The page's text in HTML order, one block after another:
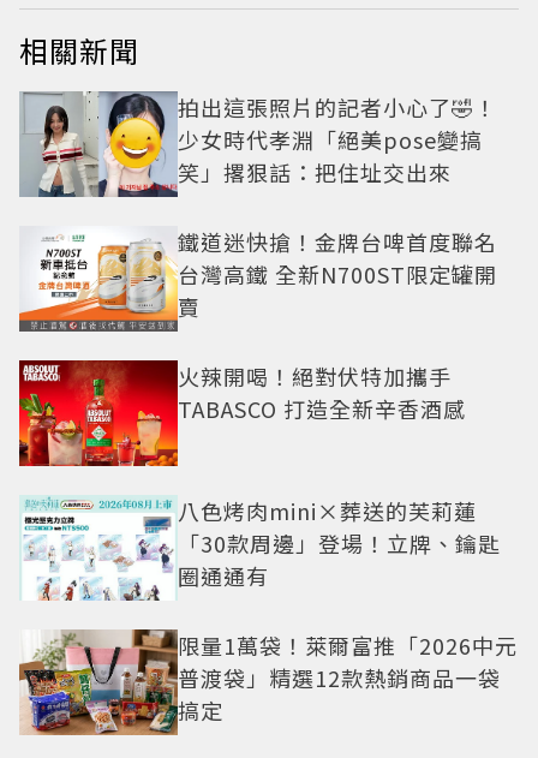
相關新聞
拍出這張照片的記者小心了🤣！
少女時代孝淵「絕美pose變搞
笑」撂狠話：把住址交出來
鐵道迷快搶！金牌台啤首度聯名
台灣高鐵 全新N700ST限定罐開
賣
火辣開喝！絕對伏特加攜手
TABASCO 打造全新辛香酒感
八色烤肉mini×葬送的芙莉蓮
「30款周邊」登場！立牌、鑰匙
圈通通有
限量1萬袋！萊爾富推「2026中元
普渡袋」精選12款熱銷商品一袋
搞定